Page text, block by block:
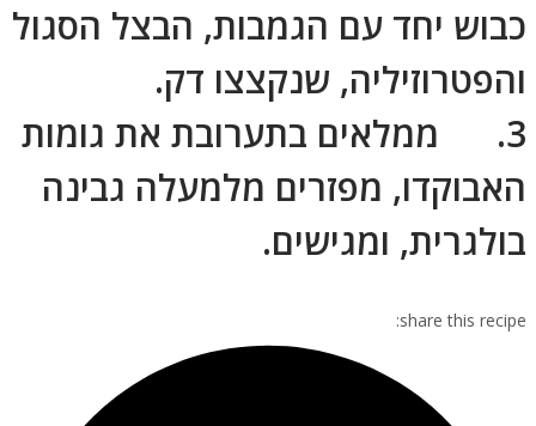
כבוש יחד עם הגמבות, הבצל הסגול
והפטרוזיליה, שנקצצו דק.
3. ממלאים בתערובת את גומות
האבוקדו, מפזרים מלמעלה גבינה
בולגרית, ומגישים.
share this recipe: